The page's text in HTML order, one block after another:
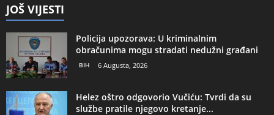
JOŠ VIJESTI
Policija upozorava: U kriminalnim
obračunima mogu stradati nedužni građani
BIH 6 Augusta, 2026
Helez oštro odgovorio Vučiću: Tvrdi da su
službe pratile njegovo kretanje...